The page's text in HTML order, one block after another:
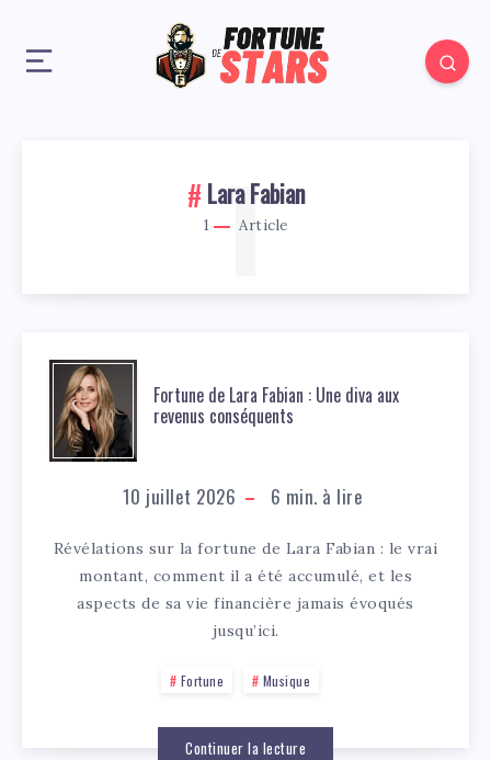
Lara Fabian
1 Article
1
Fortune de Lara Fabian : Une diva aux
revenus conséquents
10 juillet 2026 6 min. à lire
Révélations sur la fortune de Lara Fabian : le vrai
montant, comment il a été accumulé, et les
aspects de sa vie financière jamais évoqués
jusqu’ici.
Fortune Musique
Continuer la lecture